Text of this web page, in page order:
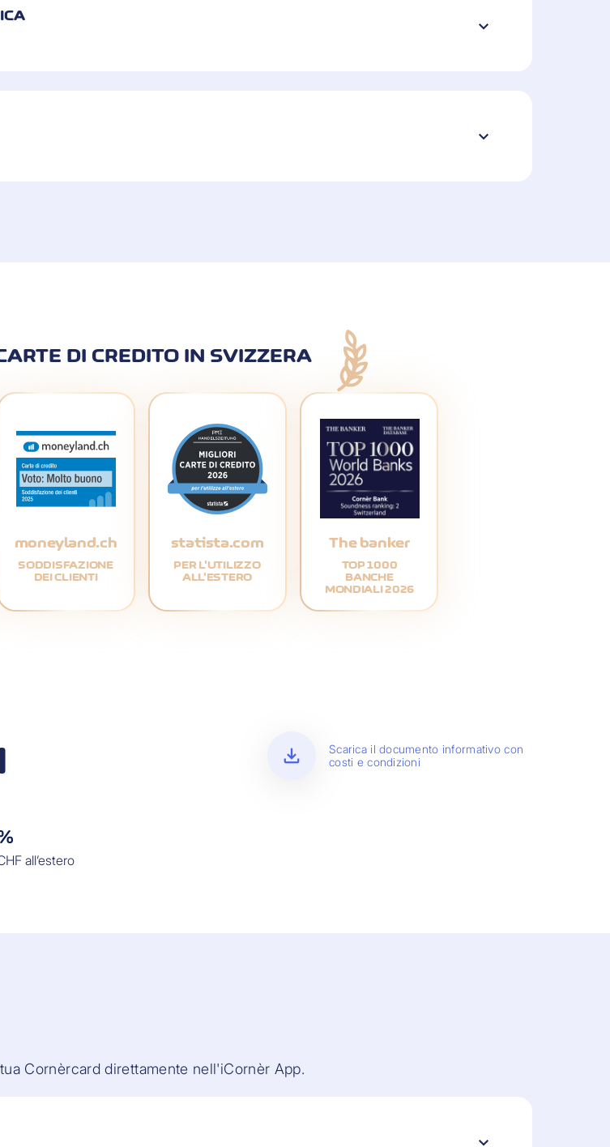
DI CREDITO IN SVIZZERA
moneyland.ch
SODDISFAZIONE
DEI CLIENTI
statista.com
PER L'UTILIZZO
ALL'ESTERO
The banker
TOP 1000
BANCHE
MONDIALI 2026
all’estero
download
Scarica il documento informativo con
costi e condizioni
Cornèrcard direttamente nell'iCornèr App.